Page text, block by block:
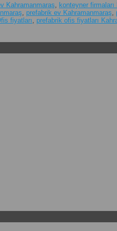
Kahramanmaraş konteyner
prefabrik ev Kahramanmaraş
fiyatları prefabrik ofis fiyatları